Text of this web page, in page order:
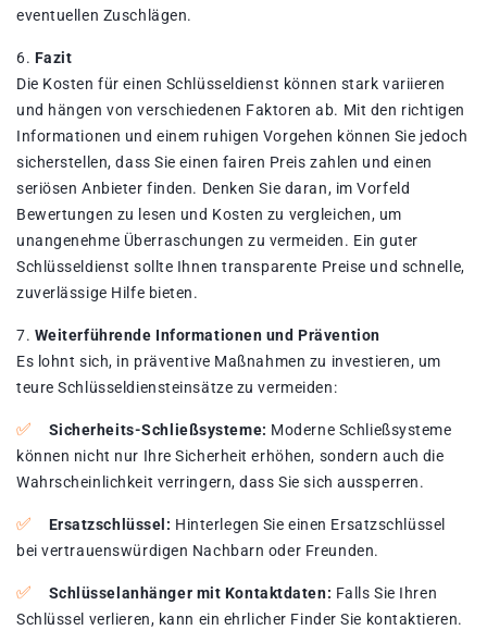
eventuellen Zuschlägen.
Fazit
Die Kosten für einen Schlüsseldienst können stark variieren
und hängen von verschiedenen Faktoren ab. Mit den richtigen
Informationen und einem ruhigen Vorgehen können Sie jedoch
sicherstellen, dass Sie einen fairen Preis zahlen und einen
seriösen Anbieter finden. Denken Sie daran, im Vorfeld
Bewertungen zu lesen und Kosten zu vergleichen, um
unangenehme Überraschungen zu vermeiden. Ein guter
Schlüsseldienst sollte Ihnen transparente Preise und schnelle,
zuverlässige Hilfe bieten.
Weiterführende Informationen und Prävention
Es lohnt sich, in präventive Maßnahmen zu investieren, um
teure Schlüsseldiensteinsätze zu vermeiden:
Sicherheits-Schließsysteme: Moderne Schließsysteme
können nicht nur Ihre Sicherheit erhöhen, sondern auch die
Wahrscheinlichkeit verringern, dass Sie sich aussperren.
Ersatzschlüssel: Hinterlegen Sie einen Ersatzschlüssel
bei vertrauenswürdigen Nachbarn oder Freunden.
Schlüsselanhänger mit Kontaktdaten: Falls Sie Ihren
Schlüssel verlieren, kann ein ehrlicher Finder Sie kontaktieren.